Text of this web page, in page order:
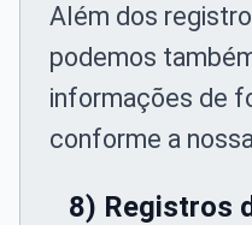
Além dos
podemos
informações de
conforme a
8) Registros